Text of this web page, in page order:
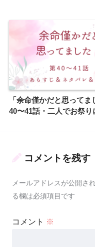
「余命僅かだと思ってま
40〜41話・二人でお祭り
コメントを残す
メールアドレスが公開さ
る欄は必須項目です
コメント ※